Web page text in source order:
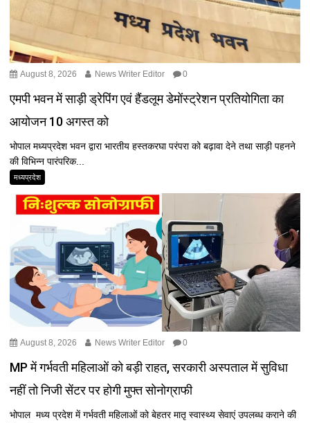
August 8, 2026 News Writer Editor 0
एमपी भवन में साड़ी ड्रेपिंग एवं हैंडलूम डेमोंस्ट्रेशन प्रतियोगिता का
आयोजन 10 अगस्त को
भोपाल मध्यप्रदेश भवन द्वारा भारतीय हस्तकरघा परंपरा को बढ़ावा देने तथा साड़ी पहनने
की विभिन्न पारंपरिक...
मध्यप्रदेश
August 8, 2026 News Writer Editor 0
MP में गर्भवती महिलाओं को बड़ी राहत, सरकारी अस्पताल में सुविधा
नहीं तो निजी सेंटर पर होगी मुफ्त सोनोग्राफी
भोपाल मध्य प्रदेश में गर्भवती महिलाओं को बेहतर मातृ स्वास्थ्य सेवाएं उपलब्ध कराने की